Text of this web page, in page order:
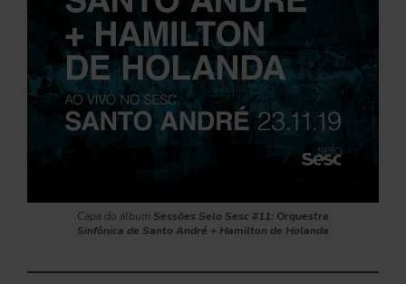
Capa do álbum Sessões Selo Sesc #11: Orquestra
Sinfônica de Santo André + Hamilton de Holanda